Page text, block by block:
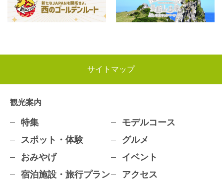
サイトマップ
観光案内
特集
モデルコース
スポット・体験
グルメ
おみやげ
イベント
宿泊施設・旅行プラン
アクセス